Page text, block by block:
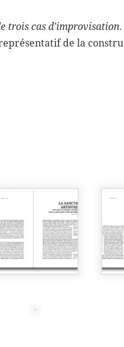
trois cas d’improvisation.
de la